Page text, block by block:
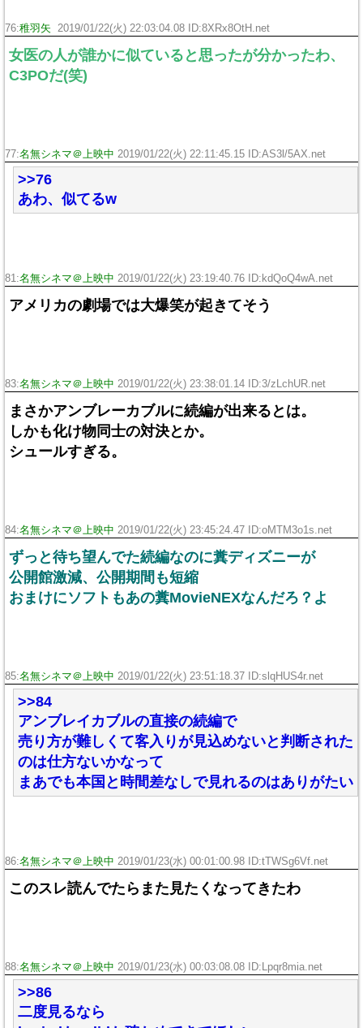
76:稚羽矢 2019/01/22(火) 22:03:04.08 ID:8XRx8OtH.net
女医の人が誰かに似ていると思ったが分かったわ、
C3POだ(笑)
77:名無シネマ＠上映中 2019/01/22(火) 22:11:45.15 ID:AS3l/5AX.net
>>76
あわ、似てるw
81:名無シネマ＠上映中 2019/01/22(火) 23:19:40.76 ID:kdQoQ4wA.net
アメリカの劇場では大爆笑が起きてそう
83:名無シネマ＠上映中 2019/01/22(火) 23:38:01.14 ID:3/zLchUR.net
まさかアンブレーカブルに続編が出来るとは。
しかも化け物同士の対決とか。
シュールすぎる。
84:名無シネマ＠上映中 2019/01/22(火) 23:45:24.47 ID:oMTM3o1s.net
ずっと待ち望んでた続編なのに糞ディズニーが
公開館激減、公開期間も短縮
おまけにソフトもあの糞MovieNEXなんだろ？よ
85:名無シネマ＠上映中 2019/01/22(火) 23:51:18.37 ID:slqHUS4r.net
>>84
アンブレイカブルの直接の続編で
売り方が難しくて客入りが見込めないと判断された
のは仕方ないかなって
まあでも本国と時間差なしで見れるのはありがたい
86:名無シネマ＠上映中 2019/01/23(水) 00:01:00.98 ID:tTWSg6Vf.net
このスレ読んでたらまた見たくなってきたわ
88:名無シネマ＠上映中 2019/01/23(水) 00:03:08.08 ID:Lpqr8mia.net
>>86
二度見るなら